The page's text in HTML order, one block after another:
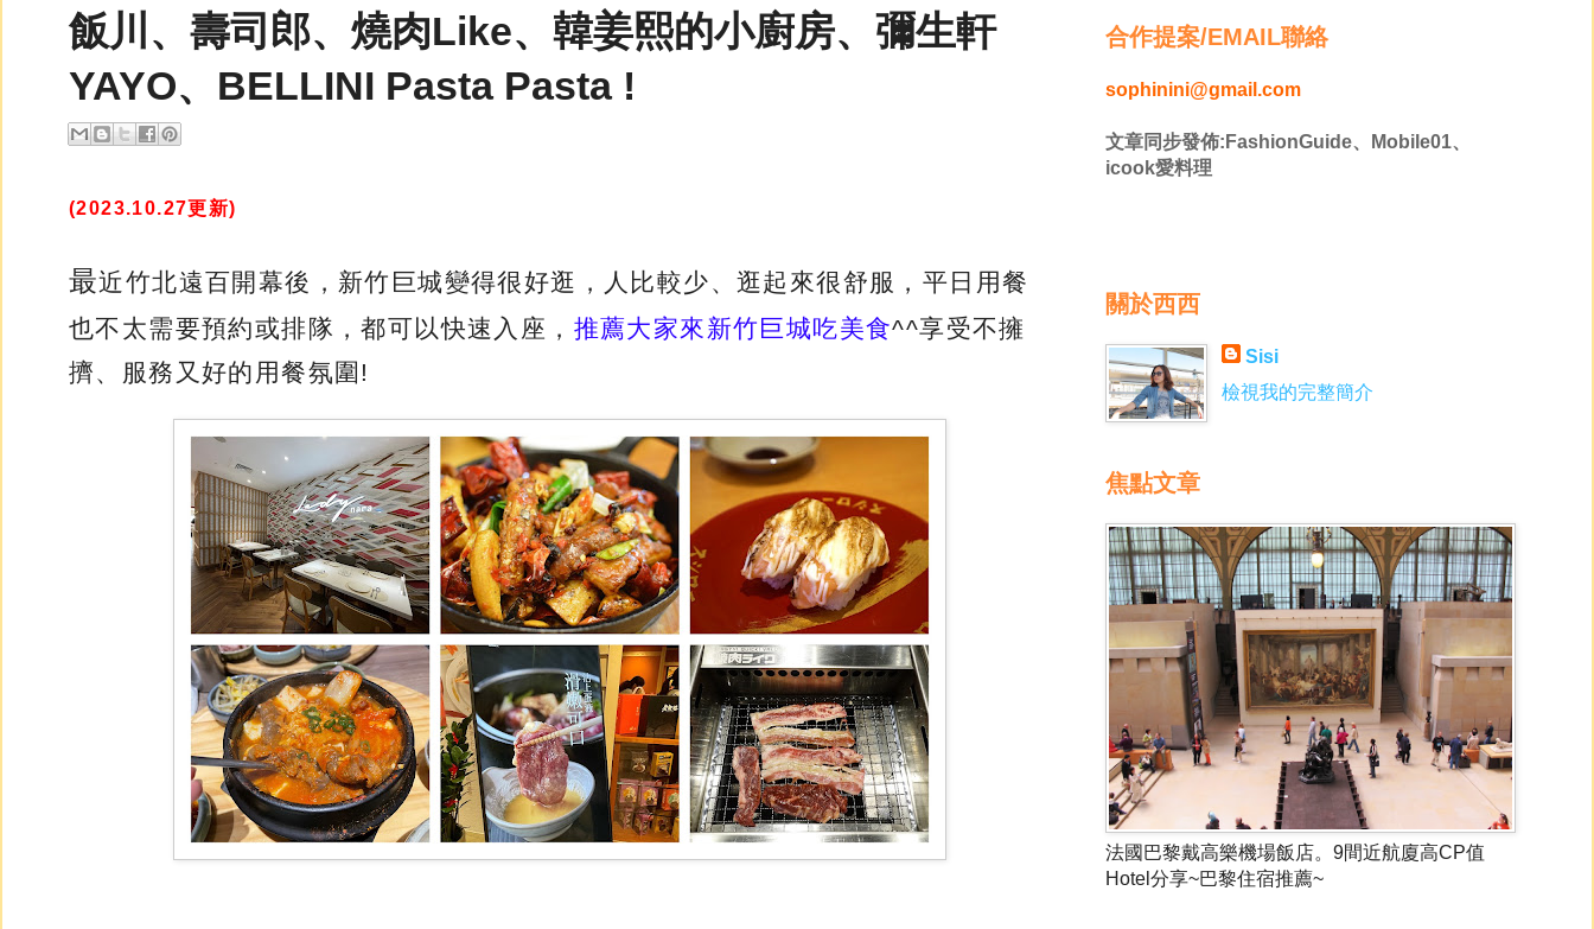
飯川、壽司郎、燒肉Like、韓姜熙的小廚房、彌生軒
YAYO、BELLINI Pasta Pasta !
(2023.10.27更新)
最近竹北遠百開幕後，新竹巨城變得很好逛，人比較少、逛起來很舒服，平日用餐
也不太需要預約或排隊，都可以快速入座， 推薦大家來新竹巨城吃美食^^享受不擁
擠、服務又好的用餐氛圍!
合作提案/EMAIL聯絡
sophinini@gmail.com
文章同步發佈:FashionGuide、Mobile01、
icook愛料理
關於西西
Sisi
檢視我的完整簡介
焦點文章
法國巴黎戴高樂機場飯店。9間近航廈高CP值
Hotel分享~巴黎住宿推薦~